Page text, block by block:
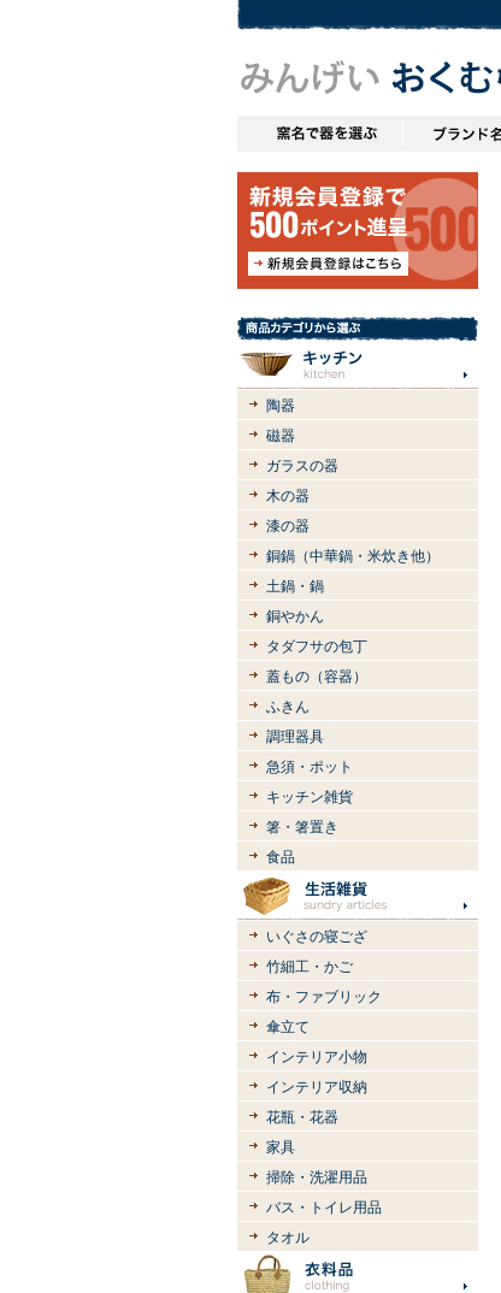
陶器
磁器
ガラスの器
木の器
漆の器
銅鍋（中華鍋・米炊き他）
土鍋・鍋
銅やかん
タダフサの包丁
蓋もの（容器）
ふきん
調理器具
急須・ポット
キッチン雑貨
箸・箸置き
食品
いぐさの寝ござ
竹細工・かご
布・ファブリック
傘立て
インテリア小物
インテリア収納
花瓶・花器
家具
掃除・洗濯用品
バス・トイレ用品
タオル